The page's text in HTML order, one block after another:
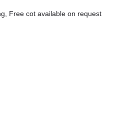
Free cot available on request